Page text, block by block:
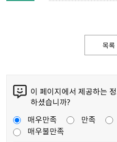
목록
이 페이지에서 제공하는
하셨습니까?
매우만족
만족
매우불만족